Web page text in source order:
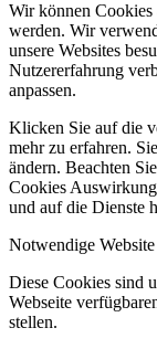
Wir können Cookies
werden. Wir
unsere Websites
Nutzererfahrung
anpassen.
Klicken Sie auf die
mehr zu erfahren.
ändern. Beachten
Cookies
und auf die Dienste
Notwendige
Diese Cookies sind
Webseite
stellen.